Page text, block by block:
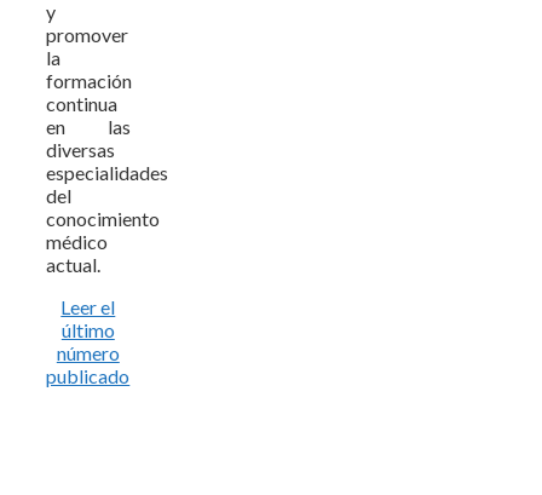
y
promover
la
formación
continua
en las
diversas
especialidades
del
conocimiento
médico
actual.
Leer el
último
número
publicado